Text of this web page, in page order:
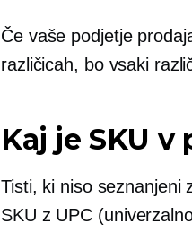
Če vaše podjetje
različicah, bo vsaki
Kaj je SKU v
Tisti, ki niso seznanjeni
SKU z UPC